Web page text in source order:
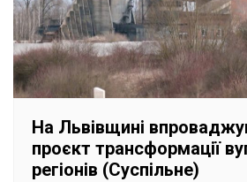
На Львівщині
проєкт трансформації
регіонів (Суспільне)